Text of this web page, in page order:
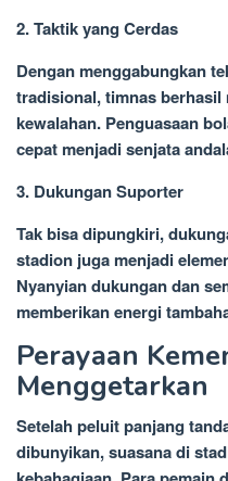
2. Taktik yang Cerdas
Dengan menggabungkan
tradisional, timnas berhasil
kewalahan. Penguasaan
cepat menjadi senjata
3. Dukungan Suporter
Tak bisa dipungkiri,
stadion juga menjadi
Nyanyian dukungan dan
memberikan energi
Perayaan
Menggetarkan
Setelah peluit panjang
dibunyikan, suasana di